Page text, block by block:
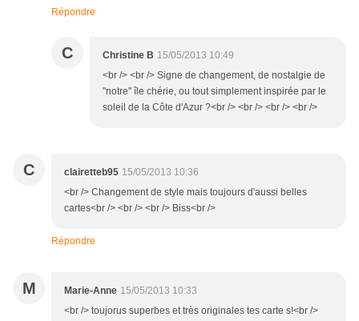
Répondre
C Christine B 15/05/2013 10:49
<br /> <br /> Signe de changement, de nostalgie de
"notre" île chérie, ou tout simplement inspirée par le
soleil de la Côte d'Azur ?<br /> <br /> <br /> <br />
C clairetteb95 15/05/2013 10:36
<br /> Changement de style mais toujours d'aussi belles
cartes<br /> <br /> <br /> Biss<br />
Répondre
M Marie-Anne 15/05/2013 10:33
<br /> toujorus superbes et très originales tes carte s!<br />